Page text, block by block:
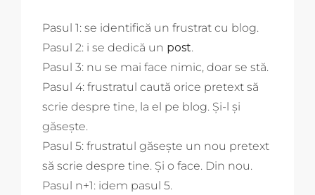
Pasul 1: se identifică un frustrat cu blog.
Pasul 2: i se dedică un post.
Pasul 3: nu se mai face nimic, doar se stă.
Pasul 4: frustratul caută orice pretext să
scrie despre tine, la el pe blog. Și-l și
găsește.
Pasul 5: frustratul găsește un nou pretext
să scrie despre tine. Și o face. Din nou.
Pasul n+1: idem pasul 5.